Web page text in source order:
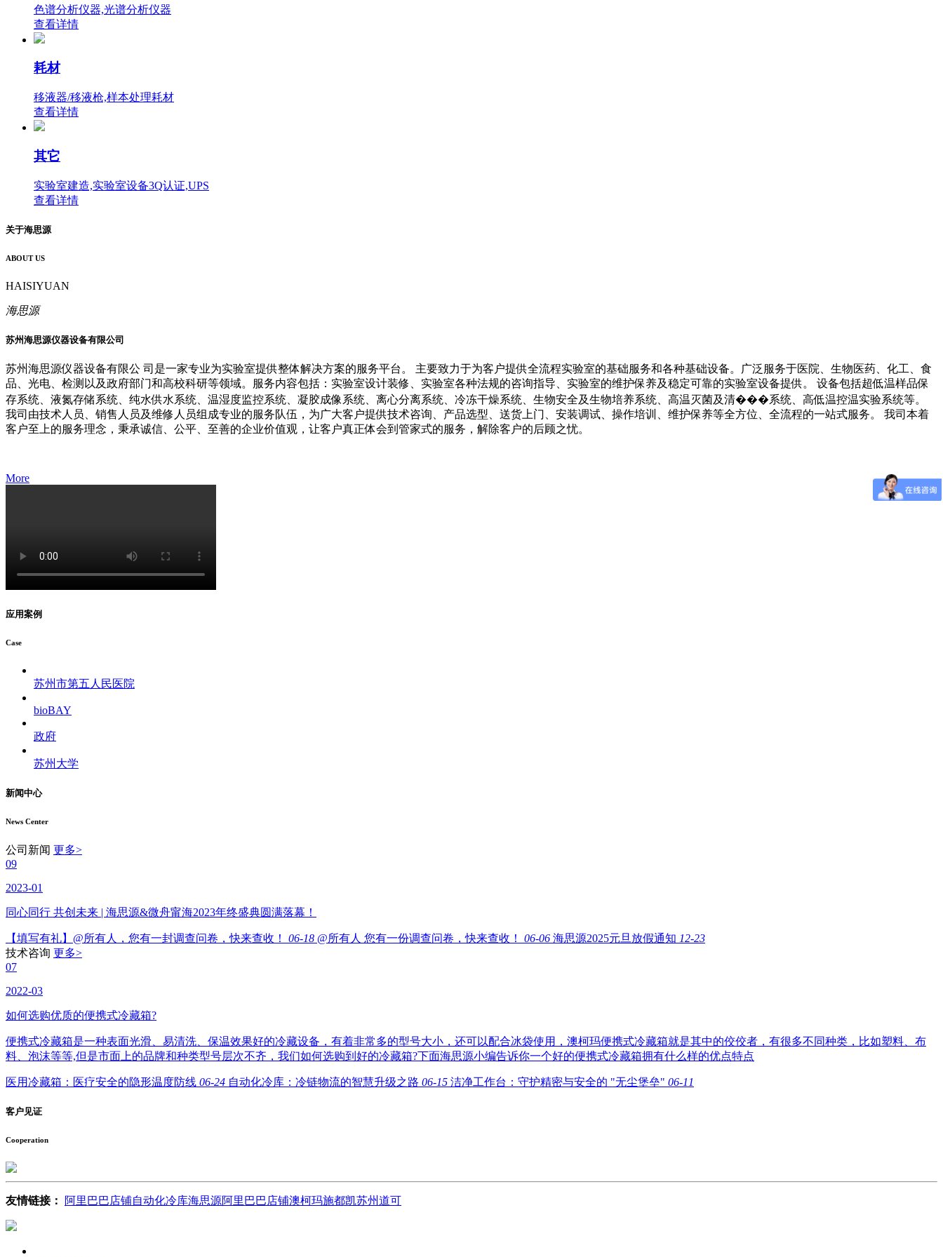
色谱分析仪器,光谱分析仪器
查看详情
耗材
移液器/移液枪,样本处理耗材
查看详情
其它
实验室建造,实验室设备3Q认证,UPS
查看详情
关于海思源
ABOUT US
HAISIYUAN
海思源
苏州海思源仪器设备有限公司
苏州海思源仪器设备有限公 司是一家专业为实验室提供整体解决方案的服务平台。 主要致力于为客户提供全流程实验室的基础服务和各种基础设备。广泛服务于医院、生物医药、化工、食
品、光电、检测以及政府部门和高校科研等领域。服务内容包括：实验室设计装修、实验室各种法规的咨询指导、实验室的维护保养及稳定可靠的实验室设备提供。 设备包括超低温样品保
存系统、液氮存储系统、纯水供水系统、温湿度监控系统、凝胶成像系统、离心分离系统、冷冻干燥系统、生物安全及生物培养系统、高温灭菌及清���系统、高低温控温实验系统等。
我司由技术人员、销售人员及维修人员组成专业的服务队伍，为广大客户提供技术咨询、产品选型、送货上门、安装调试、操作培训、维护保养等全方位、全流程的一站式服务。 我司本着
客户至上的服务理念，秉承诚信、公平、至善的企业价值观，让客户真正体会到管家式的服务，解除客户的后顾之忧。
More
应用案例
Case
苏州市第五人民医院
bioBAY
政府
苏州大学
新闻中心
News Center
公司新闻 更多>
09
2023-01
同心同行 共创未来 | 海思源&微舟甯海2023年终盛典圆满落幕！
【填写有礼】@所有人，您有一封调查问卷，快来查收！ 06-18 @所有人 您有一份调查问卷，快来查收！ 06-06 海思源2025元旦放假通知 12-23
技术咨询 更多>
07
2022-03
如何选购优质的便携式冷藏箱?
便携式冷藏箱是一种表面光滑、易清洗、保温效果好的冷藏设备，有着非常多的型号大小，还可以配合冰袋使用，澳柯玛便携式冷藏箱就是其中的佼佼者，有很多不同种类，比如塑料、布
料、泡沫等等,但是市面上的品牌和种类型号层次不齐，我们如何选购到好的冷藏箱?下面海思源小编告诉你一个好的便携式冷藏箱拥有什么样的优点特点
医用冷藏箱：医疗安全的隐形温度防线 06-24 自动化冷库：冷链物流的智慧升级之路 06-15 洁净工作台：守护精密与安全的 "无尘堡垒" 06-11
客户见证
Cooperation
友情链接： 阿里巴巴店铺自动化冷库海思源阿里巴巴店铺澳柯玛施都凯苏州道可